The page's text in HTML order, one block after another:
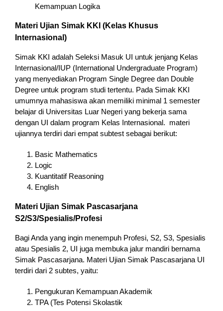
Kemampuan Logika
Materi Ujian Simak KKI (Kelas Khusus
Internasional)
Simak KKI adalah Seleksi Masuk UI untuk jenjang Kelas
Internasional/IUP (International Undergraduate Program)
yang menyediakan Program Single Degree dan Double
Degree untuk program studi tertentu. Pada Simak KKI
umumnya mahasiswa akan memiliki minimal 1 semester
belajar di Universitas Luar Negeri yang bekerja sama
dengan UI dalam program Kelas Internasional. materi
ujiannya terdiri dari empat subtest sebagai berikut:
Basic Mathematics
Logic
Kuantitatif Reasoning
English
Materi Ujian Simak Pascasarjana
S2/S3/Spesialis/Profesi
Bagi Anda yang ingin menempuh Profesi, S2, S3, Spesialis
atau Spesialis 2, UI juga membuka jalur mandiri bernama
Simak Pascasarjana. Materi Ujian Simak Pascasarjana UI
terdiri dari 2 subtes, yaitu:
Pengukuran Kemampuan Akademik
TPA (Tes Potensi Skolastik